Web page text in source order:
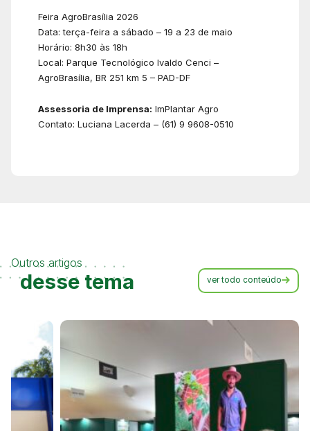
Feira AgroBrasília 2026
Data: terça-feira a sábado – 19 a 23 de maio
Horário: 8h30 às 18h
Local: Parque Tecnológico Ivaldo Cenci –
AgroBrasília, BR 251 km 5 – PAD-DF
Assessoria de Imprensa: ImPlantar Agro
Contato: Luciana Lacerda – (61) 9 9608-0510
Outros artigos
desse tema ver todo conteúdo